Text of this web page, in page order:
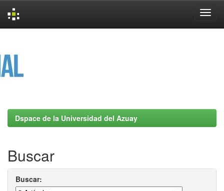
Dspace de la Universidad del Azuay
Buscar
Buscar: